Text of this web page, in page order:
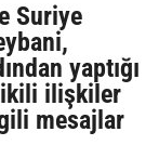
Suriye
yaptığı
ikili ilişkiler
mesajlar